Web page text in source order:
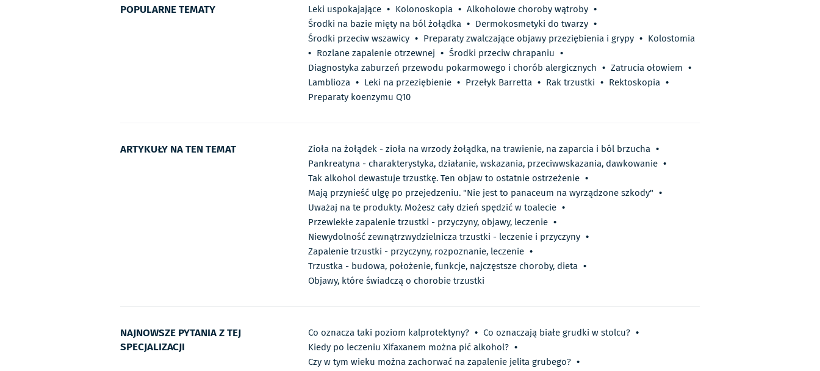
POPULARNE TEMATY Leki uspokajające • Kolonoskopia • Alkoholowe choroby wątroby •
Środki na bazie mięty na ból żołądka • Dermokosmetyki do twarzy •
Środki przeciw wszawicy • Preparaty zwalczające objawy przeziębienia i grypy • Kolostomia
• Rozlane zapalenie otrzewnej • Środki przeciw chrapaniu •
Diagnostyka zaburzeń przewodu pokarmowego i chorób alergicznych • Zatrucia ołowiem •
Lamblioza • Leki na przeziębienie • Przełyk Barretta • Rak trzustki • Rektoskopia •
Preparaty koenzymu Q10
ARTYKUŁY NA TEN TEMAT Zioła na żołądek - zioła na wrzody żołądka, na trawienie, na zaparcia i ból brzucha •
Pankreatyna - charakterystyka, działanie, wskazania, przeciwwskazania, dawkowanie •
Tak alkohol dewastuje trzustkę. Ten objaw to ostatnie ostrzeżenie •
Mają przynieść ulgę po przejedzeniu. "Nie jest to panaceum na wyrządzone szkody" •
Uważaj na te produkty. Możesz cały dzień spędzić w toalecie •
Przewlekłe zapalenie trzustki - przyczyny, objawy, leczenie •
Niewydolność zewnątrzwydzielnicza trzustki - leczenie i przyczyny •
Zapalenie trzustki - przyczyny, rozpoznanie, leczenie •
Trzustka - budowa, położenie, funkcje, najczęstsze choroby, dieta •
Objawy, które świadczą o chorobie trzustki
NAJNOWSZE PYTANIA Z TEJ
SPECJALIZACJI
Co oznacza taki poziom kalprotektyny? • Co oznaczają białe grudki w stolcu? •
Kiedy po leczeniu Xifaxanem można pić alkohol? •
Czy w tym wieku można zachorwać na zapalenie jelita grubego? •